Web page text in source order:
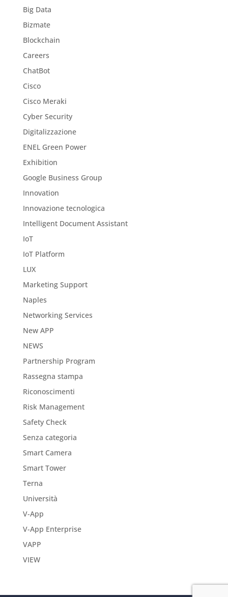
Big Data
Bizmate
Blockchain
Careers
ChatBot
Cisco
Cisco Meraki
Cyber Security
Digitalizzazione
ENEL Green Power
Exhibition
Google Business Group
Innovation
Innovazione tecnologica
Intelligent Document Assistant
IoT
IoT Platform
LUX
Marketing Support
Naples
Networking Services
New APP
NEWS
Partnership Program
Rassegna stampa
Riconoscimenti
Risk Management
Safety Check
Senza categoria
Smart Camera
Smart Tower
Terna
Università
V-App
V-App Enterprise
VAPP
VIEW